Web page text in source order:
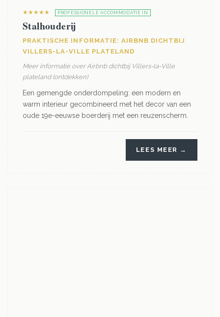
★★★★★ PROFESSIONELE ACCOMMODATIE IN
Stalhouderij
PRAKTISCHE INFORMATIE: AIRBNB DICHTBIJ
VILLERS-LA-VILLE PLATELAND
Meer informatie over Airbnb dichtbij Villers-la-Ville
plateland (ontdekken)
Een gemengde onderdompeling: een modern en
warm interieur gecombineerd met het decor van een
oude 19e-eeuwse boerderij met een reuzenscherm.
LEES MEER →